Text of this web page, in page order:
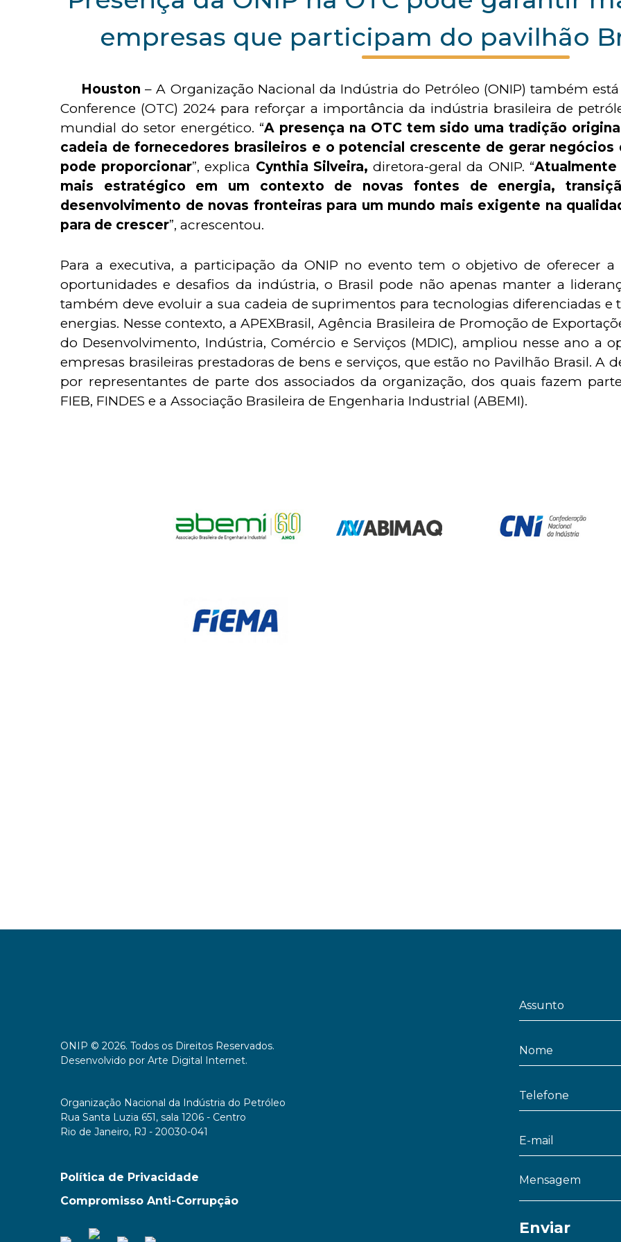
empresas que participam do pavilhão
Houston – A Organização Nacional da Indústria do Petróleo (ONIP) também
Conference (OTC) 2024 para reforçar a importância da indústria brasileira de
mundial do setor energético. “A presença na OTC tem sido uma tradição
cadeia de fornecedores brasileiros e o potencial crescente de gerar negócios
pode proporcionar”, explica Cynthia Silveira, diretora-geral da ONIP. “Atualmente
mais estratégico em um contexto de novas fontes de energia,
desenvolvimento de novas fronteiras para um mundo mais exigente na
para de crescer”, acrescentou.
Para a executiva, a participação da ONIP no evento tem o objetivo de oferecer
oportunidades e desafios da indústria, o Brasil pode não apenas manter a
também deve evoluir a sua cadeia de suprimentos para tecnologias diferenciadas e
energias. Nesse contexto, a APEXBrasil, Agência Brasileira de Promoção de
do Desenvolvimento, Indústria, Comércio e Serviços (MDIC), ampliou nesse ano a
empresas brasileiras prestadoras de bens e serviços, que estão no Pavilhão Brasil. A
por representantes de parte dos associados da organização, dos quais fazem parte
FIEB, FINDES e a Associação Brasileira de Engenharia Industrial (ABEMI).
ONIP © 2026. Todos os Direitos Reservados.
Desenvolvido por Arte Digital Internet.
Organização Nacional da Indústria do Petróleo
Rua Santa Luzia 651, sala 1206 - Centro
Rio de Janeiro, RJ - 20030-041
Política de Privacidade
Compromisso Anti-Corrupção